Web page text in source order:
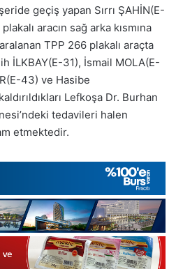
geçiş yapan Sırrı ŞAHİN(E-
aracın sağ arka kısmına
TPP 266 plakalı araçta
İLKBAY(E-31), İsmail MOLA(E-
43) ve Hasibe
Lefkoşa Dr. Burhan
tedavileri halen
etmektedir.